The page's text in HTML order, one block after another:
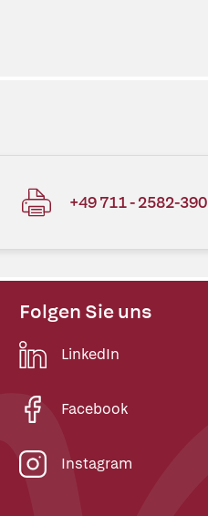
+49 711 - 2582-390
Folgen Sie uns
LinkedIn
Facebook
Instagram